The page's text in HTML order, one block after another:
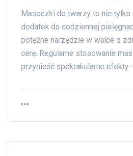
Maseczki do twarzy to nie tylko
dodatek do codziennej
potężne narzędzie w walce o
cerę. Regularne stosowanie
przynieść spektakularne efekty